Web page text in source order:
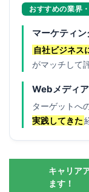
おすすめの業界
マーケティ
自社ビジネス
がマッチして
Webメディ
ターゲットへ
実践してきた
キャリア
ます！